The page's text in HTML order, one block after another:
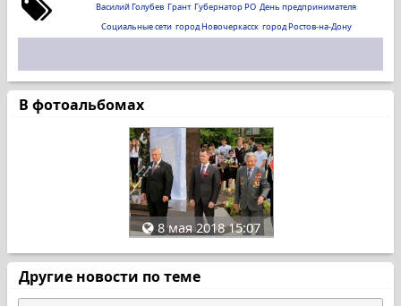
Василий Голубев Грант Губернатор РО День предпринимателя
Социальные сети город Новочеркасск город Ростов-на-Дону
В фотоальбомах
8 мая 2018 15:07
Другие новости по теме